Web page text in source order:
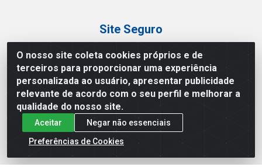
O nosso site coleta cookies próprios e de
terceiros para proporcionar uma experiência
personalizada ao usuário, apresentar publicidade
relevante de acordo com o seu perfil e melhorar a
qualidade do nosso site.
Aceitar
Negar não essenciais
Preferências de Cookies
Site Seguro
Loja / Showroom
Tel.: (11) 3227-0546
Av Vautier, 587/597 - Pari - São Paulo/SP